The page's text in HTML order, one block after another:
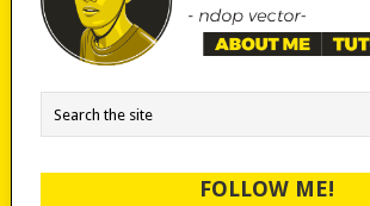
FOLLOW ME!